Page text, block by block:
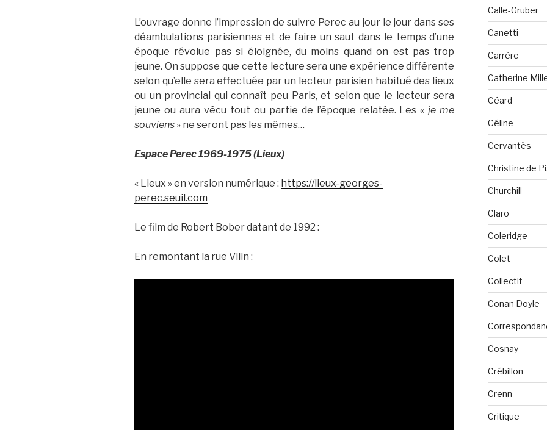
L’ouvrage donne l’impression de suivre Perec au jour le jour dans ses
déambulations parisiennes et de faire un saut dans le temps d’une
époque révolue pas si éloignée, du moins quand on est pas trop
jeune. On suppose que cette lecture sera une expérience différente
selon qu’elle sera effectuée par un lecteur parisien habitué des lieux
ou un provincial qui connaît peu Paris, et selon que le lecteur sera
jeune ou aura vécu tout ou partie de l’époque relatée. Les «je me
souviens » ne seront pas les mêmes…
Espace Perec 1969-1975 (Lieux)
« Lieux » en version numérique : https://lieux-georges-
perec.seuil.com
Le film de Robert Bober datant de 1992 :
En remontant la rue Vilin :
Calle-Gruber
Canetti
Carrère
Catherine
Céard
Céline
Cervantès
Christine de
Churchill
Claro
Coleridge
Colet
Collectif
Conan Doyle
Cosnay
Crébillon
Crenn
Critique